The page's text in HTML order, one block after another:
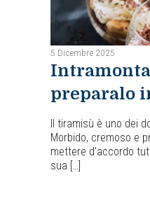
5 Dicembre 2025
preparalo
Il tiramisù è uno dei
Morbido, cremoso e
mettere d’accordo
sua […]